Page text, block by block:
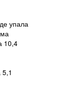
упала
10,4